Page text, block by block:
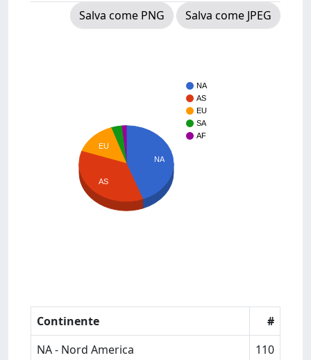
Salva come PNG
Salva come JPEG
NA
AS
EU
SA
AF
NA
EU
AS
Continente
#
NA - Nord America
110